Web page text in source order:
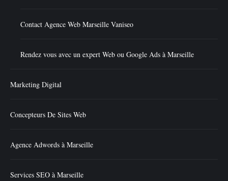
Contact Agence Web Marseille Vaniseo
Rendez vous avec un expert Web ou Google Ads à Marseille
Marketing Digital
Concepteurs De Sites Web
Agence Adwords à Marseille
Services SEO à Marseille